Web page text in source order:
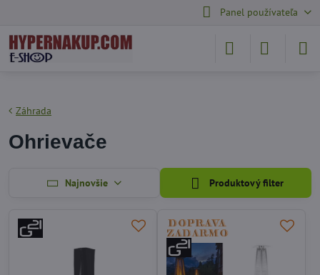
Panel používateľa
Záhrada
Ohrievače
Najnovšie Produktový filter